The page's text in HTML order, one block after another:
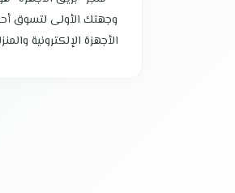
الضمان الشامل : عامينوجهتك الأولى لتسوق
الأجهزة الإلكترونية